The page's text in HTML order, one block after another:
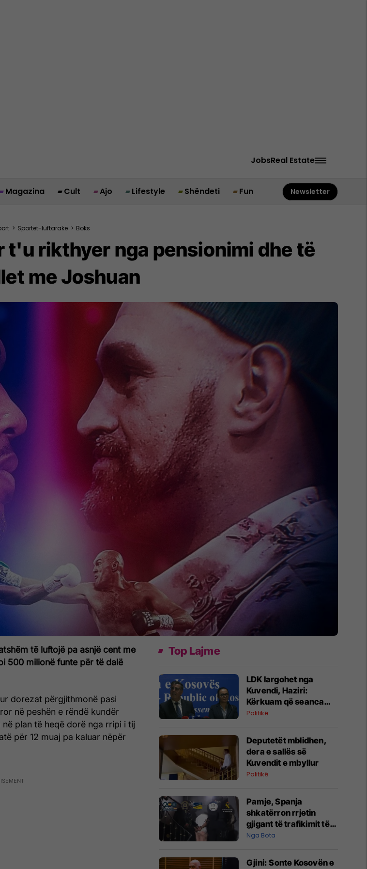
JobsReal Estate
Magazina Cult Ajo Lifestyle Shëndeti Fun Newsletter
> Sportet-luftarake > Boks
t'u rikthyer nga pensionimi dhe të
me Joshuan
të luftojë pa asnjë cent me
500 milionë funte për të dalë
dorezat përgjithmonë pasi
në peshën e rëndë kundër
plan të heqë dorë nga rripi i tij
për 12 muaj pa kaluar nëpër
Top Lajme
LDK largohet nga
Kuvendi, Haziri:
Kërkuam që seanca
konstituive të mbahet
Politikë
Deputetët mblidhen,
dera e sallës së
Kuvendit e mbyllur
Politikë
Pamje, Spanja
shkatërron rrjetin
gjigant të trafikimit të
emigrantëve dhe
Nga Bota
Gjini: Sonte Kosovën e